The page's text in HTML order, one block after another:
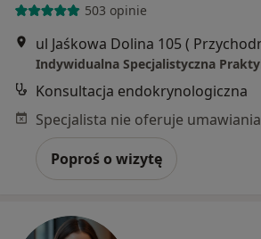
503 opinie
Konsultacja endokrynologiczna
Poproś o wizytę